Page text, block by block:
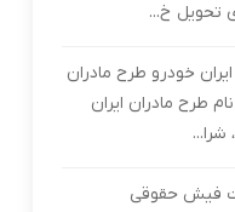
تحویل خ...
خودرو طرح مادران
طرح مادران ایران
شرا...
فیش حقوقی